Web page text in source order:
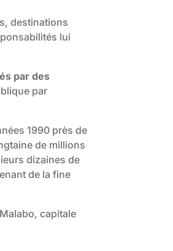
destinations
lui
par des
par
1990 près de
de millions
dizaines de
de la fine
capitale